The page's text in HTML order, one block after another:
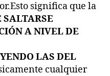
significa que la
SALTARSE
A NIVEL DE
LAS DEL
cualquier